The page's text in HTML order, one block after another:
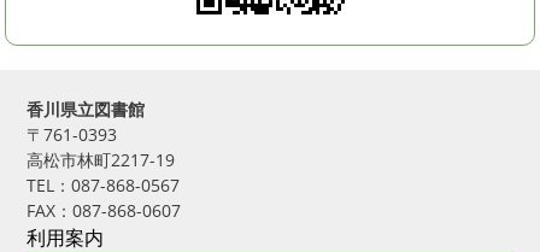
香川県立図書館
〒761-0393
高松市林町2217-19
TEL：087-868-0567
FAX：087-868-0607
利用案内